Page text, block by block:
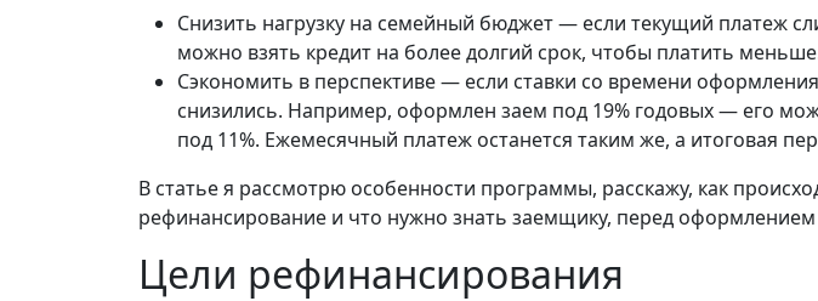
Снизить нагрузку на семейный бюджет — если текущий платеж
можно взять кредит на более долгий срок, чтобы платить
Сэкономить в перспективе — если ставки со времени
снизились. Например, оформлен заем под 19% годовых — его
под 11%. Ежемесячный платеж останется таким же, а итоговая
В статье я рассмотрю особенности программы, расскажу, как
рефинансирование и что нужно знать заемщику, перед оформлением
Цели рефинансирования